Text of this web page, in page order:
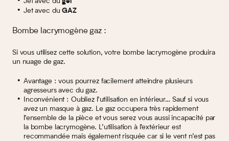
Jet avec duGAZ
Bombe lacrymogène gaz :
Si vous utilisez cette solution, votre bombe lacrymogène produira
un nuage de gaz.
Avantage : vous pourrez facilement atteindre plusieurs
agresseurs avec du gaz.
Inconvénient : Oubliez l’utilisation en intérieur… Sauf si vous
avez un masque à gaz. Le gaz occupera très rapidement
l’ensemble de la pièce et vous serez vous aussi incapacité par
la bombe lacrymogène. L’utilisation à l’extérieur est
recommandée mais également risquée car si le vent n’est pas